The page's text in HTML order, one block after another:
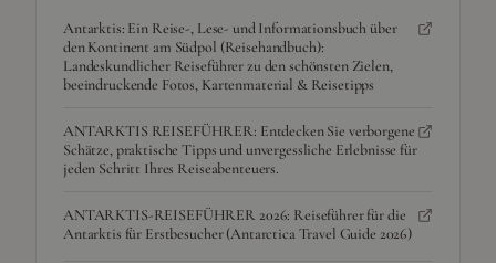
Antarktis: Ein Reise-, Lese- und Informationsbuch über
den Kontinent am Südpol (Reisehandbuch):
Landeskundlicher Reiseführer zu den schönsten Zielen,
beeindruckende Fotos, Kartenmaterial & Reisetipps
ANTARKTIS REISEFÜHRER: Entdecken Sie verborgene
Schätze, praktische Tipps und unvergessliche Erlebnisse für
jeden Schritt Ihres Reiseabenteuers.
ANTARKTIS-REISEFÜHRER 2026: Reiseführer für die
Antarktis für Erstbesucher (Antarctica Travel Guide 2026)